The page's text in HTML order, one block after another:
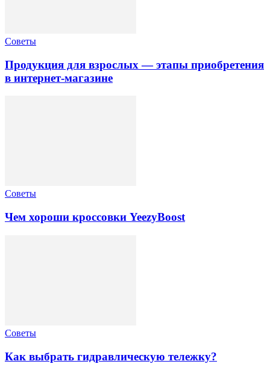
Советы
Продукция для взрослых — этапы приобретения
в интернет-магазине
Советы
Чем хороши кроссовки YeezyBoost
Советы
Как выбрать гидравлическую тележку?